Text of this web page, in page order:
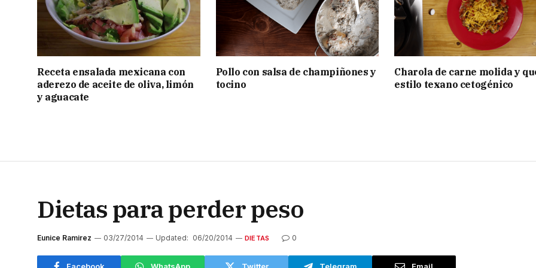
Receta ensalada mexicana con
aderezo de aceite de oliva, limón
y aguacate
Pollo con salsa de champiñones y
tocino
Charola de carne molida y
estilo texano cetogénico
Dietas para perder peso
Eunice Ramirez 03/27/2014 Updated: 06/20/2014 DIETAS 0